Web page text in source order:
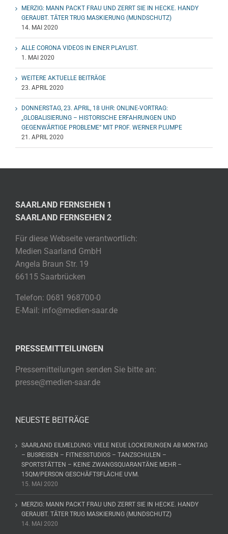
MERZIG: MANN PACKT FRAU UND ZERRT SIE IN HECKE. HANDY
GERAUBT. TÄTER TRUG MASKIERUNG (MUNDSCHUTZ)
14. MAI 2020
ALLE CORONA VIDEOS IN EINER PLAYLIST.
1. MAI 2020
WEITERE AKTUELLE BEITRÄGE
23. APRIL 2020
DONNERSTAG, 23. APRIL, 18 UHR: ONLINE-VORTRAG:
„GLOBALISIERUNG – HISTORISCHE ERFAHRUNGEN UND
GEGENWÄRTIGE PROBLEME“ MIT PROF. WERNER PLUMPE
21. APRIL 2020
SAARLAND FERNSEHEN 1
SAARLAND FERNSEHEN 2
Für diese Webseite verantwortlich:
Medien Saarland GmbH
Angela Braun Str. 19
66115 Saarbrücken
Telefon: 0681 968700-0
E-Mail: info@medien-saar.de
PRESSEMITTEILUNGEN
Pressemitteilungen senden Sie bitte an:
presse@medien-saar.de
NEUESTE BEITRÄGE
SAARLAND EILMELDUNG: VIELE NEUE LOCKERUNGEN AB MONTAG
– BUSREISEN – FITNESSTUDIOS – TANZSCHULEN –
SPORTSTÄTTEN – KEINE ZWANGSQUARANTÄNE MEHR –
15QM/PERSON GESCHÄFTSFLÄCHE UVM.
15. MAI 2020
MERZIG: MANN PACKT FRAU UND ZERRT SIE IN HECKE. HANDY
GERAUBT. TÄTER TRUG MASKIERUNG (MUNDSCHUTZ)
14. MAI 2020